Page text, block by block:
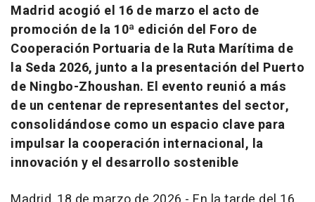
Madrid acogió el 16 de marzo el acto de
promoción de la 10ª edición del Foro de
Cooperación Portuaria de la Ruta Marítima de
la Seda 2026, junto a la presentación del Puerto
de Ningbo-Zhoushan. El evento reunió a más
de un centenar de representantes del sector,
consolidándose como un espacio clave para
impulsar la cooperación internacional, la
innovación y el desarrollo sostenible